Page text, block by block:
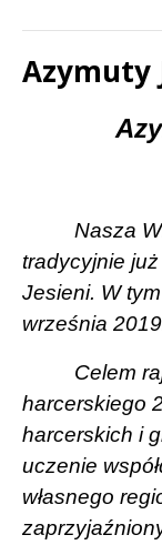
Azymuty
Nasza
tradycyjnie już
Jesieni. W
września
Celem
harcerskiego
harcerskich i
uczenie
własnego